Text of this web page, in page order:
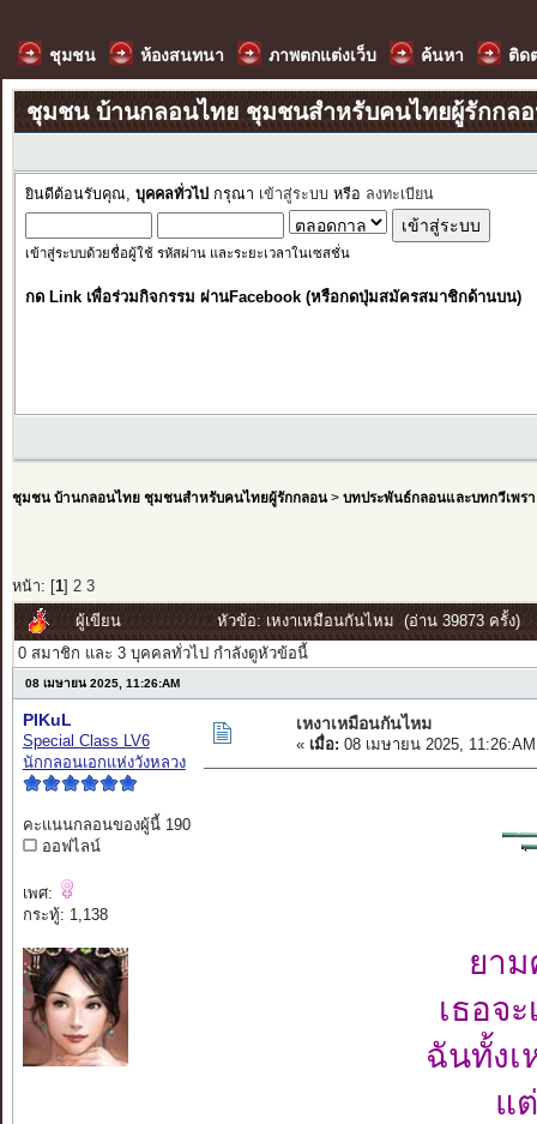
ชุมชน ห้องสนทนา ภาพตกแต่งเว็บ ค้นหา ติด
ชุมชน บ้านกลอนไทย ชุมชนสำหรับคนไทยผู้รักกล
ยินดีต้อนรับคุณ, บุคคลทั่วไป กรุณา เข้าสู่ระบบ หรือ ลงทะเบียน
เข้าสู่ระบบด้วยชื่อผู้ใช้ รหัสผ่าน และระยะเวลาในเซสชั่น
กด Link เพื่อร่วมกิจกรรม ผ่านFacebook (หรือกดปุ่มสมัครสมาชิกด้านบน)
ชุมชน บ้านกลอนไทย ชุมชนสำหรับคนไทยผู้รักกลอน> บทประพันธ์กลอนและบทกวีเพรา
หน้า: [ 1] 2 3
ผู้เขียน
หัวข้อ: เหงาเหมือนกันไหม (อ่าน 39873 ครั้ง)
0 สมาชิก และ 3 บุคคลทั่วไป กำลังดูหัวข้อนี้
08 เมษายน 2025, 11:26:AM
PIKuL
Special Class LV6
นักกลอนเอกแห่งวังหลวง
คะแนนกลอนของผู้นี้ 190
ออฟไลน์
เพศ:
กระทู้: 1,138
เหงาเหมือนกันไหม
« เมื่อ: 08 เมษายน 2025,
ยา
เธอจ
ฉันทั้งเ
แ